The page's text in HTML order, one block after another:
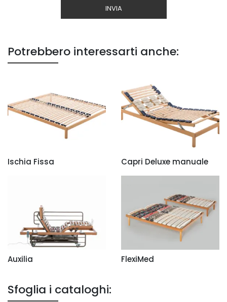
INVIA
Potrebbero interessarti anche:
Ischia Fissa Capri Deluxe manuale
Auxilia FlexiMed
Sfoglia i cataloghi: